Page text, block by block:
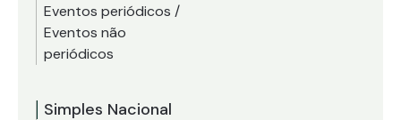
Eventos periódicos /
Eventos não
periódicos
Simples Nacional